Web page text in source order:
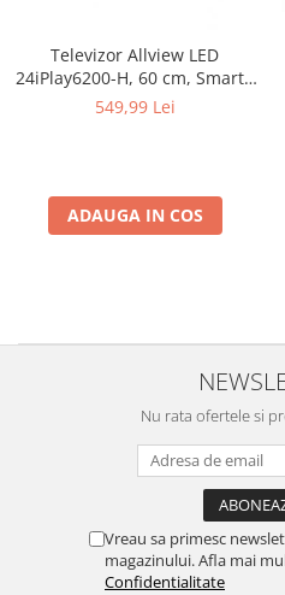
Televizor Allview LED
24iPlay6200-H, 60 cm, Smart ,
HD, Clasa E - Copie
549,99 Lei
ADAUGA IN COS
Nu rata ofertele si
Vreau sa primesc
magazinului. Afla mai
Confidentialitate